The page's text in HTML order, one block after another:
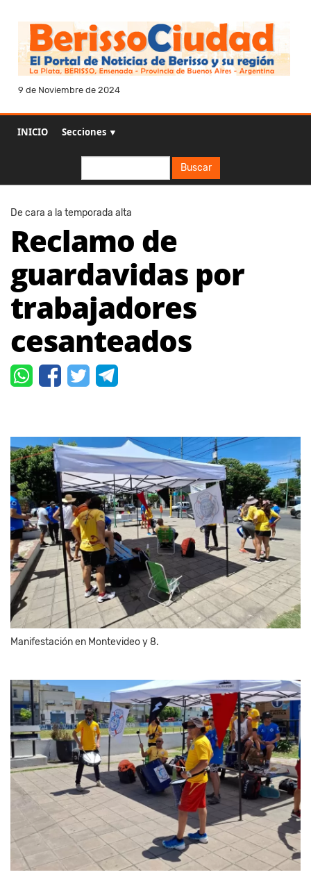
9 de Noviembre de 2024
INICIO Secciones ▼
Buscar
De cara a la temporada alta
Reclamo de
guardavidas por
trabajadores
cesanteados
Manifestación en Montevideo y 8.